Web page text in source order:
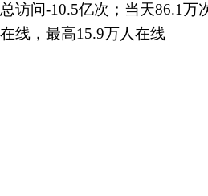
总访问-10.5亿次；当天86.1万
在线，最高15.9万人在线